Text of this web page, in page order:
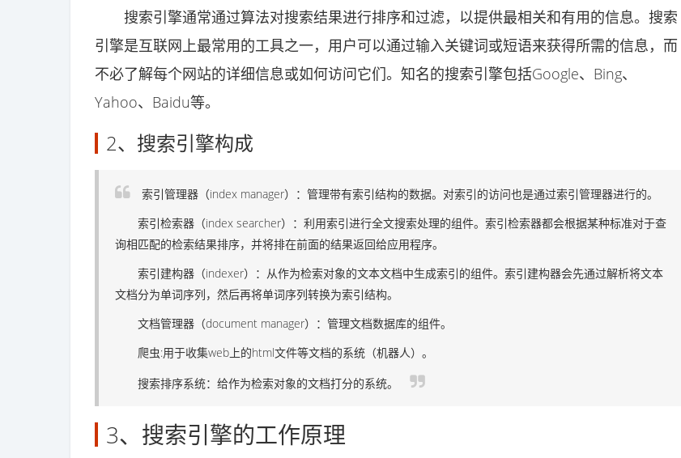
搜索引擎通常通过算法对搜索结果进行排序和过滤，以提供最相关和有用的信息。搜索
引擎是互联网上最常用的工具之一，用户可以通过输入关键词或短语来获得所需的信息，而
不必了解每个网站的详细信息或如何访问它们。知名的搜索引擎包括Google、Bing、
Yahoo、Baidu等。
2、搜索引擎构成
索引管理器（index manager）：管理带有索引结构的数据。对索引的访问也是通过索引管理器进行的。
索引检索器（index searcher）：利用索引进行全文搜索处理的组件。索引检索器都会根据某种标准对于查
询相匹配的检索结果排序，并将排在前面的结果返回给应用程序。
索引建构器（indexer）：从作为检索对象的文本文档中生成索引的组件。索引建构器会先通过解析将文本
文档分为单词序列，然后再将单词序列转换为索引结构。
文档管理器（document manager）：管理文档数据库的组件。
爬虫:用于收集web上的html文件等文档的系统（机器人）。
搜索排序系统：给作为检索对象的文档打分的系统。
3、搜索引擎的工作原理